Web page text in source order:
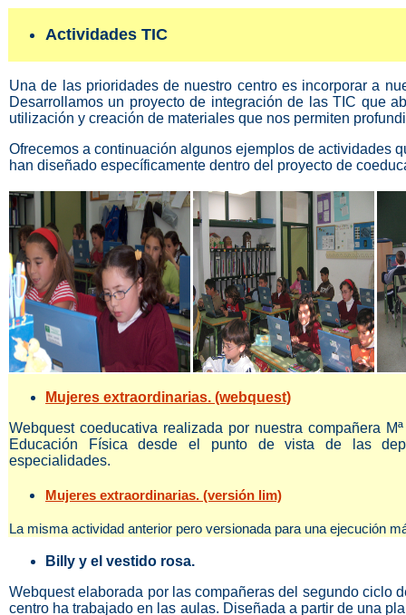
Actividades TIC
Una de las prioridades de nuestro centro es incorporar a
Desarrollamos un proyecto de integración de las TIC que
utilización y creación de materiales que nos permiten
Ofrecemos a continuación algunos ejemplos de actividades
han diseñado específicamente dentro del proyecto de
Mujeres extraordinarias. (webquest)
Webquest coeducativa realizada por nuestra compañera
Educación Física desde el punto de vista de las
especialidades.
Mujeres extraordinarias. (versión lim)
La misma actividad anterior pero versionada para una ejecución
Billy y el vestido rosa.
Webquest elaborada por las compañeras del segundo ciclo
centro ha trabajado en las aulas. Diseñada a partir de una